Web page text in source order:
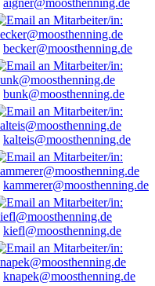
aigner@moosthenning.de
becker@moosthenning.de
bunk@moosthenning.de
kalteis@moosthenning.de
kammerer@moosthenning.de
kiefl@moosthenning.de
knapek@moosthenning.de